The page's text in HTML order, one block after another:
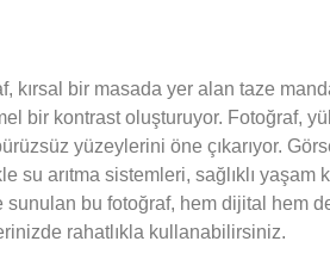
kırsal bir masada yer alan taze
bir kontrast oluşturuyor. Fotoğraf,
yüzeylerini öne çıkarıyor.
su arıtma sistemleri, sağlıklı
bu fotoğraf, hem dijital hem
rahatlıkla kullanabilirsiniz.